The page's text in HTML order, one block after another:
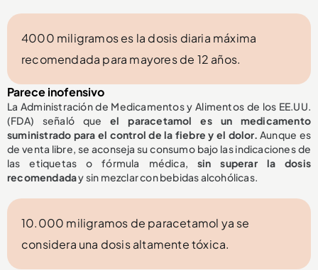
4000 miligramos es la dosis diaria máxima
recomendada para mayores de 12 años.
Parece inofensivo
La Administración de Medicamentos y Alimentos de los EE.UU.
(FDA) señaló queel paracetamol es un medicamento
suministrado para el control de la fiebre y el dolor. Aunque es
de venta libre, se aconseja su consumo bajo las indicaciones de
las etiquetas o fórmula médica, sin superar la dosis
recomendaday sin mezclar con bebidas alcohólicas.
10.000 miligramos de paracetamol ya se
considera una dosis altamente tóxica.